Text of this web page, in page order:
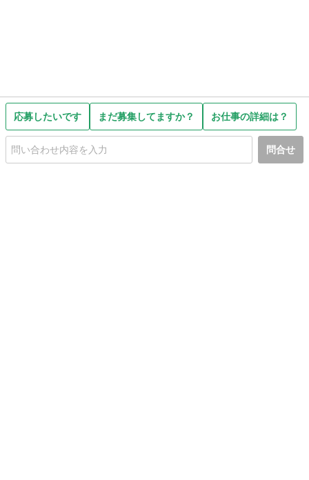
応募したいです まだ募集してますか？ お仕事の詳細は？
問合せ